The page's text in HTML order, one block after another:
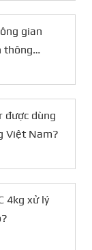
gian
thông
được dùng
Việt Nam?
4kg xử lý